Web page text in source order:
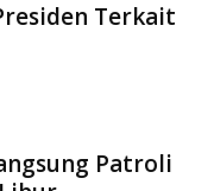
Terkait
Patroli